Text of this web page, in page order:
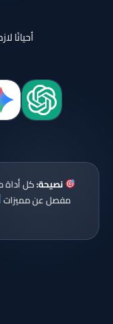
أحيانًا
نصيحة:كل أداة
مفصل عن مميزات